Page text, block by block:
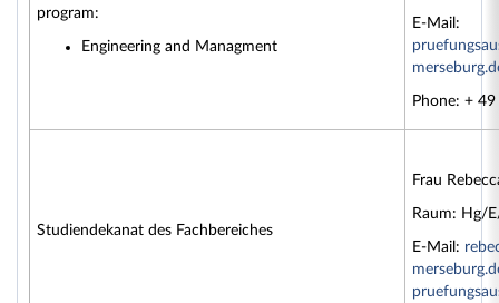
program:
Engineering and Managment
E-Mail:
Phone: +
Studiendekanat des Fachbereiches
Frau
Raum: Hg/
E-Mail:
pruefun